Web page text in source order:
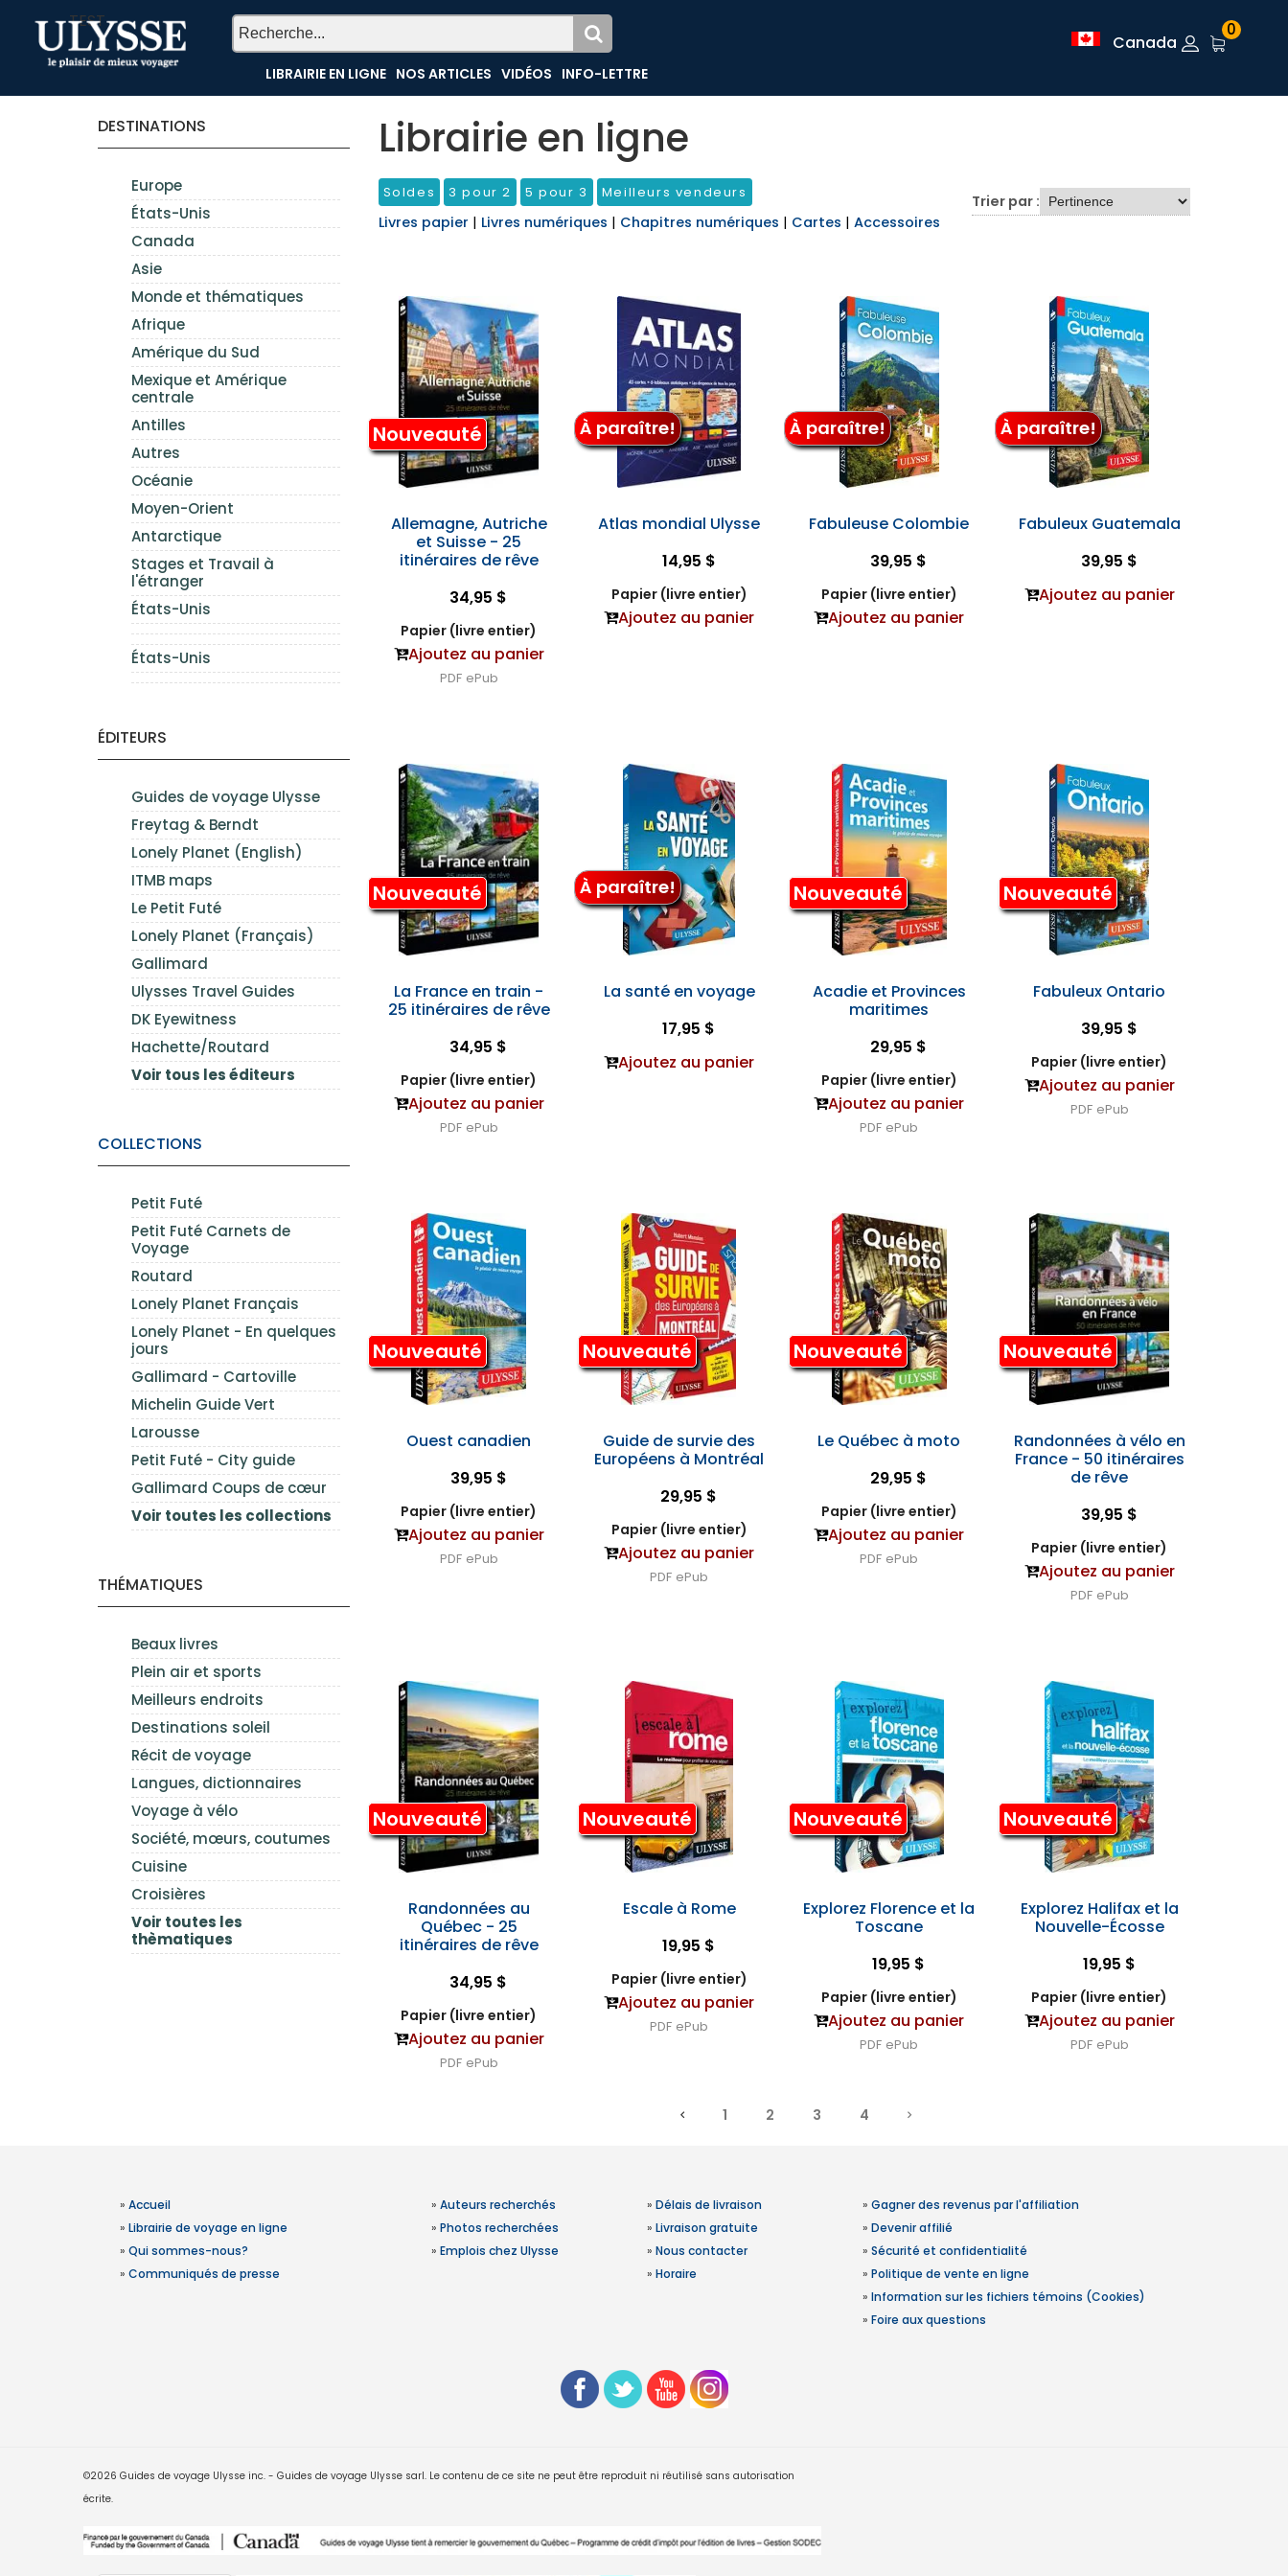
TEST
LIBRAIRIE EN LIGNE NOS ARTICLES VIDÉOS INFO-LETTRE
Canada
0
DESTINATIONS
Europe
États-Unis
Canada
Asie
Monde et thématiques
Afrique
Amérique du Sud
Mexique et Amérique
centrale
Antilles
Autres
Océanie
Moyen-Orient
Antarctique
Stages et Travail à
l'étranger
États-Unis
États-Unis
ÉDITEURS
Guides de voyage Ulysse
Freytag & Berndt
Lonely Planet (English)
ITMB maps
Le Petit Futé
Lonely Planet (Français)
Gallimard
Ulysses Travel Guides
DK Eyewitness
Hachette/Routard
Voir tous les éditeurs
COLLECTIONS
Petit Futé
Petit Futé Carnets de
Voyage
Routard
Lonely Planet Français
Lonely Planet - En quelques
jours
Gallimard - Cartoville
Michelin Guide Vert
Larousse
Petit Futé - City guide
Gallimard Coups de cœur
Voir toutes les collections
THÉMATIQUES
Beaux livres
Plein air et sports
Meilleurs endroits
Destinations soleil
Récit de voyage
Langues, dictionnaires
Voyage à vélo
Société, mœurs, coutumes
Cuisine
Croisières
Voir toutes les
thèmatiques
Librairie en ligne
Soldes 3 pour 2 5 pour 3 Meilleurs vendeurs
Livres papier | Livres numériques | Chapitres numériques | Cartes | Accessoires
Trier par :
Nouveauté
Allemagne, Autriche
et Suisse - 25
itinéraires de rêve
34,95 $
Papier (livre entier)
Ajoutez au panier
PDF ePub
À paraître!
Atlas mondial Ulysse
14,95 $
Papier (livre entier)
Ajoutez au panier
À paraître!
Fabuleuse Colombie
39,95 $
Papier (livre entier)
Ajoutez au panier
À paraître!
Fabuleux Guatemala
39,95 $
Ajoutez au panier
Nouveauté
La France en train -
25 itinéraires de rêve
34,95 $
Papier (livre entier)
Ajoutez au panier
PDF ePub
À paraître!
La santé en voyage
17,95 $
Ajoutez au panier
Nouveauté
Acadie et Provinces
maritimes
29,95 $
Papier (livre entier)
Ajoutez au panier
PDF ePub
Nouveauté
Fabuleux Ontario
39,95 $
Papier (livre entier)
Ajoutez au panier
PDF ePub
Nouveauté
Ouest canadien
39,95 $
Papier (livre entier)
Ajoutez au panier
PDF ePub
Nouveauté
Guide de survie des
Européens à Montréal
29,95 $
Papier (livre entier)
Ajoutez au panier
PDF ePub
Nouveauté
Le Québec à moto
29,95 $
Papier (livre entier)
Ajoutez au panier
PDF ePub
Nouveauté
Randonnées à vélo en
France - 50 itinéraires
de rêve
39,95 $
Papier (livre entier)
Ajoutez au panier
PDF ePub
Nouveauté
Randonnées au
Québec - 25
itinéraires de rêve
34,95 $
Papier (livre entier)
Ajoutez au panier
PDF ePub
Nouveauté
Escale à Rome
19,95 $
Papier (livre entier)
Ajoutez au panier
PDF ePub
Nouveauté
Explorez Florence et la
Toscane
19,95 $
Papier (livre entier)
Ajoutez au panier
PDF ePub
Nouveauté
Explorez Halifax et la
Nouvelle-Écosse
19,95 $
Papier (livre entier)
Ajoutez au panier
PDF ePub
1 2 3 4
» Accueil
» Librairie de voyage en ligne
» Qui sommes-nous?
» Communiqués de presse
» Auteurs recherchés
» Photos recherchées
» Emplois chez Ulysse
» Délais de livraison
» Livraison gratuite
» Nous contacter
» Horaire
» Gagner des revenus par l'affiliation
» Devenir affilié
» Sécurité et confidentialité
» Politique de vente en ligne
» Information sur les fichiers témoins (Cookies)
» Foire aux questions
©2026 Guides de voyage Ulysse inc. - Guides de voyage Ulysse sarl. Le contenu de ce site ne peut être reproduit ni réutilisé sans autorisation
écrite.